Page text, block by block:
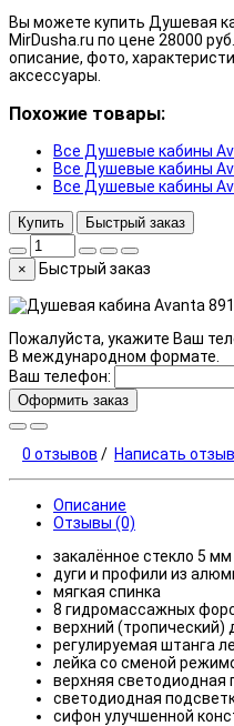
Вы можете купить Душевая
MirDusha.ru по цене 28000
описание, фото,
аксессуары.
Похожие товары:
Все Душевые кабины
Все Душевые кабины
Все Душевые кабины
Купить Быстрый заказ
× Быстрый заказ
Пожалуйста, укажите Ваш
В международном формате.
Ваш телефон:
Оформить заказ
0 отзывов / Написать отзыв
Описание
Отзывы (0)
закалённое стекло 5 мм
дуги и профили из
мягкая спинка
8 гидромассажных
верхний (тропический)
регулируемая штанга
лейка со сменой
верхняя светодиодная
светодиодная
сифон улучшенной